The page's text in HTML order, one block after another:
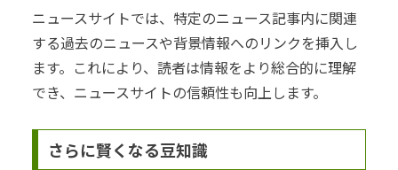
ニュースサイトでは、特定のニュース記事内に関連
する過去のニュースや背景情報へのリンクを挿入し
ます。これにより、読者は情報をより総合的に理解
でき、ニュースサイトの信頼性も向上します。
さらに賢くなる豆知識